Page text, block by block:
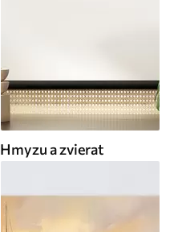
Hmyzu a zvierat